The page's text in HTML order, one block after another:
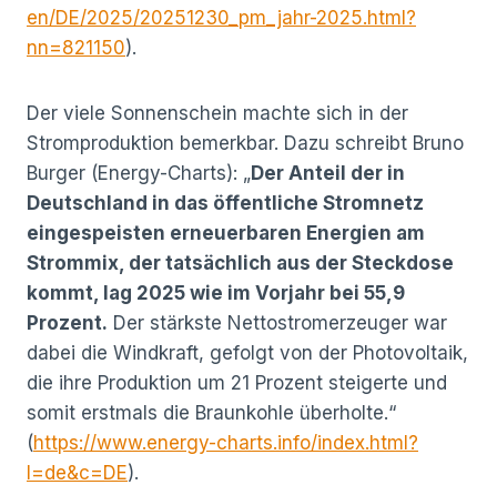
en/DE/2025/20251230_pm_jahr-2025.html?
nn=821150).
Der viele Sonnenschein machte sich in der
Stromproduktion bemerkbar. Dazu schreibt Bruno
Burger (Energy-Charts): „Der Anteil der in
Deutschland in das öffentliche Stromnetz
eingespeisten erneuerbaren Energien am
Strommix, der tatsächlich aus der Steckdose
kommt, lag 2025 wie im Vorjahr bei 55,9
Prozent. Der stärkste Nettostromerzeuger war
dabei die Windkraft, gefolgt von der Photovoltaik,
die ihre Produktion um 21 Prozent steigerte und
somit erstmals die Braunkohle überholte.“
(https://www.energy-charts.info/index.html?
l=de&c=DE).